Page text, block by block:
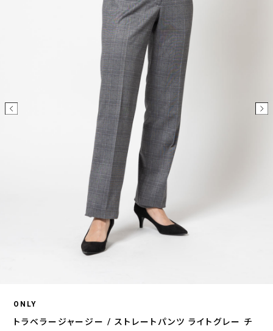
ONLY
トラベラージャージー / ストレートパンツ ライトグレー チ